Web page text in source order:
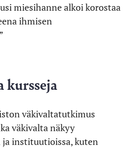
miesihanne alkoi korostaa
ihmisen
kursseja
väkivaltatutkimus
väkivalta näkyy
instituutioissa, kuten